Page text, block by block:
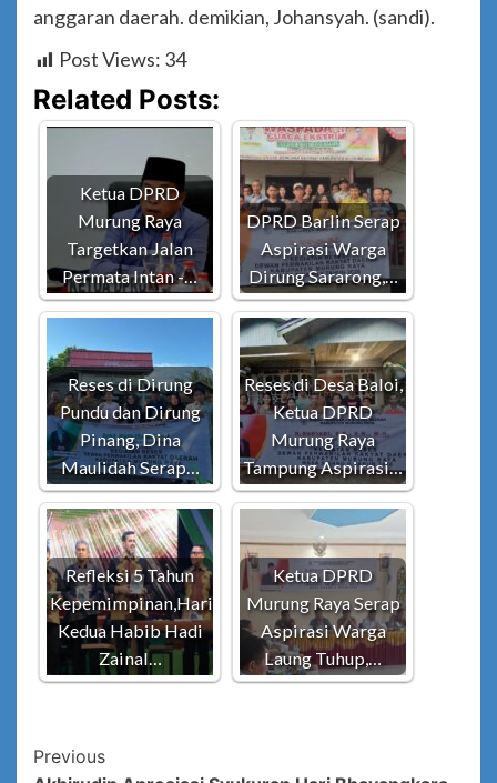
anggaran daerah. demikian, Johansyah. (sandi).
Post Views: 34
Related Posts:
Ketua DPRD
Murung Raya
Targetkan Jalan
Permata Intan -…
DPRD Barlin Serap
Aspirasi Warga
Dirung Sararong,…
Reses di Dirung
Pundu dan Dirung
Pinang, Dina
Maulidah Serap…
Reses di Desa Baloi,
Ketua DPRD
Murung Raya
Tampung Aspirasi…
Refleksi 5 Tahun
Kepemimpinan,Hari
Kedua Habib Hadi
Zainal…
Ketua DPRD
Murung Raya Serap
Aspirasi Warga
Laung Tuhup,…
Post
Previous